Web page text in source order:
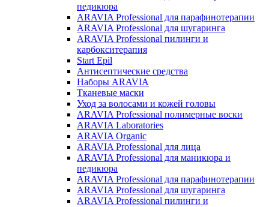
педикюра
ARAVIA Professional для парафинотерапии
ARAVIA Professional для шугаринга
ARAVIA Professional пилинги и
карбокситерапия
Start Epil
Антисептические средства
Наборы ARAVIA
Тканевые маски
Уход за волосами и кожей головы
ARAVIA Professional полимерные воски
ARAVIA Laboratories
ARAVIA Organic
ARAVIA Professional для лица
ARAVIA Professional для маникюра и
педикюра
ARAVIA Professional для парафинотерапии
ARAVIA Professional для шугаринга
ARAVIA Professional пилинги и